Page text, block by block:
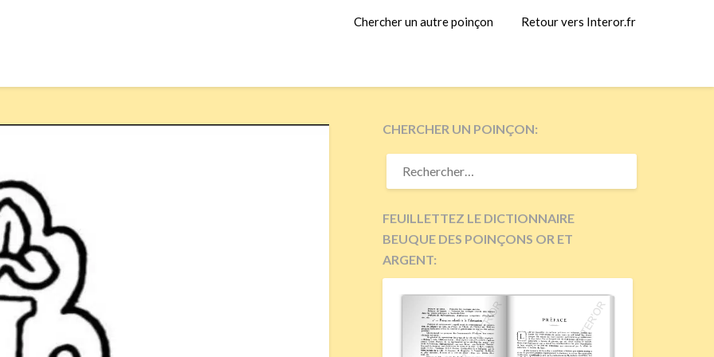
Chercher un autre poinçon Retour vers Interor.fr
CHERCHER UN POINÇON:
RECHERCHER :
FEUILLETTEZ LE DICTIONNAIRE
BEUQUE DES POINÇONS OR ET
ARGENT: